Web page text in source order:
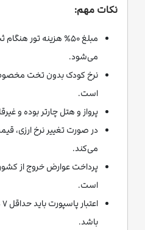
نکات مهم:
مبلغ ۵۰٪ هزینه تور
می‌شود.
است.
پرواز و هتل چارتر بوده و
در صورت تغییر نرخ ارزی،
می‌کند.
پرداخت عوارض خروج از
است.
باشد.